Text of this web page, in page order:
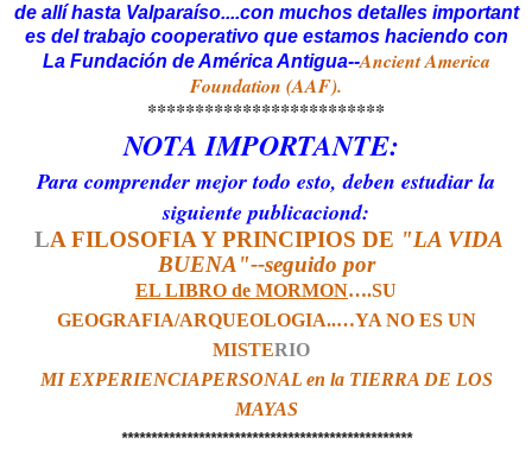
de allí hastaValparaíso....con muchosdetallesimportant
es del trabajocooperativoqueestamoshaciendocon
La Fundación de América Antigua--Ancient America
Foundation (AAF).
*************************
NOTA IMPORTANTE:
Para comprender mejor todo esto, deben estudiar la
siguiente publicaciond:
LA FILOSOFIA Y PRINCIPIOS DE "LA VIDA
BUENA"--seguido por
EL LIBRO de MORMON….SU
GEOGRAFIA/ARQUEOLOGIA..…YA NO ES UN
MISTERIO
MI EXPERIENCIAPERSONAL en la TIERRA DE LOS
MAYAS
*************************************************